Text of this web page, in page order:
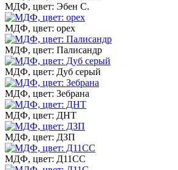
МДФ, цвет: Эбен С.
МДФ, цвет: орех
МДФ, цвет: Палисандр
МДФ, цвет: Дуб серый
МДФ, цвет: Зебрана
МДФ, цвет: ДНТ
МДФ, цвет: ДЗП
МДФ, цвет: Д11СС